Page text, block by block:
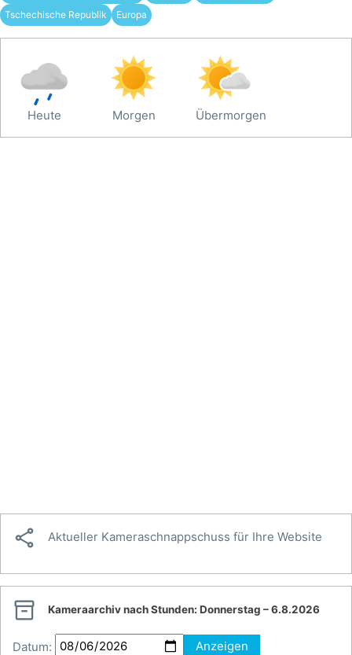
Tschechische Republik
Europa
Heute Morgen Übermorgen
 Aktueller Kameraschnappschuss für Ihre Website
 Kameraarchiv nach Stunden: Donnerstag – 6.8.2026
Datum: Anzeigen